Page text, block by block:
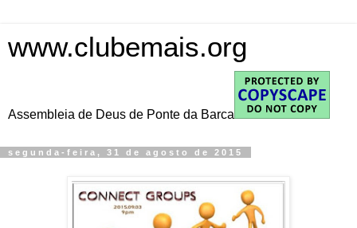
www.clubemais.org
Assembleia de Deus de Ponte da Barca
segunda-feira, 31 de agosto de 2015